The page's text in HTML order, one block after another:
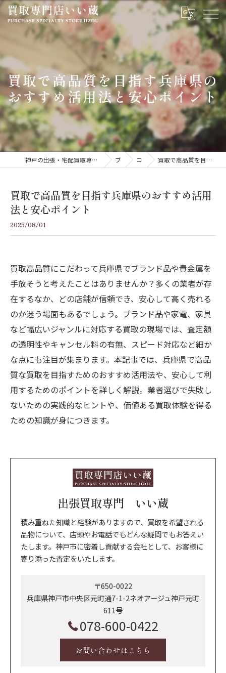
買取で高品質を目指す兵庫県の
おすすめ活用法と安心ポイント
神戸の出張・宅配買取専門いい蔵｜腕時計・金・貴金属・ジュエリーを高価買取 ブログ コラム 買取で高品質を目指す兵庫県のおすすめ活用法と安心ポイント
買取で高品質を目指す兵庫県のおすすめ活用
法と安心ポイント
2025/08/01
買取高品質にこだわって兵庫県でブランド品や貴金属を
手放そうと考えたことはありませんか？多くの業者が存
在するなか、どの店舗が信頼でき、安心して高く売れる
のか迷う場面もあるでしょう。ブランド品や家電、家具
など幅広いジャンルに対応する買取の現場では、査定額
の透明性やキャンセル料の有無、スピード対応など細か
な点にも注目が集まります。本記事では、兵庫県で高品
質な買取を目指すためのおすすめ活用法や、安心して利
用するためのポイントを詳しく解説。業者選びで失敗し
ないための実践的なヒントや、価値ある買取体験を得る
ための知識が身につきます。
出張買取専門 いい蔵
積み重ねた知識と経験がありますので、買取を希望される
品物について、店頭やお電話でもどんな疑問でもお答えい
たします。神戸市に密着し貢献する会社として、お客様に
寄り添った査定をいたします。
〒650-0022
兵庫県神戸市中央区元町通7-1-2ネオアージュ神戸元町
611号
078-600-0422
お問い合わせはこちら